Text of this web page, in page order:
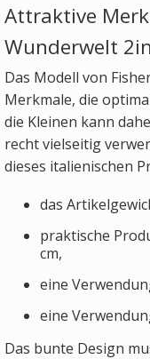
Attraktive
Wunderwelt
Das Modell von
Merkmale, die
die Kleinen kann
recht vielseitig
dieses italienischen
das
praktische
cm,
eine
eine
Das bunte Design